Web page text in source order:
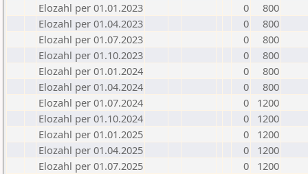
Elozahl per 01.01.2023
0
800
Elozahl per 01.04.2023
0
800
Elozahl per 01.07.2023
0
800
Elozahl per 01.10.2023
0
800
Elozahl per 01.01.2024
0
800
Elozahl per 01.04.2024
0
800
Elozahl per 01.07.2024
0
1200
Elozahl per 01.10.2024
0
1200
Elozahl per 01.01.2025
0
1200
Elozahl per 01.04.2025
0
1200
Elozahl per 01.07.2025
0
1200